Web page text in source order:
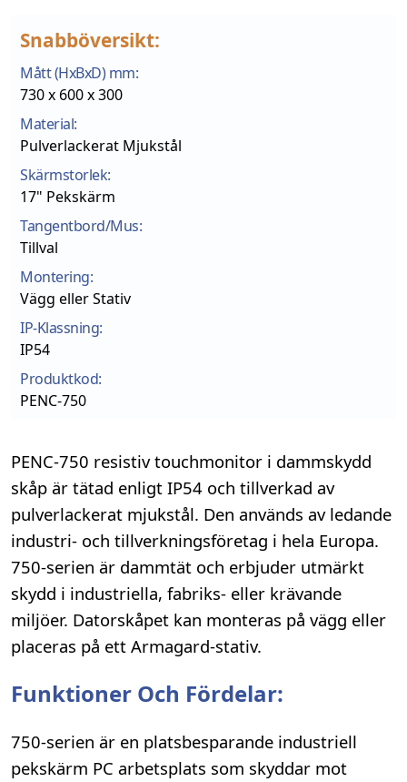
Snabböversikt:
Mått (HxBxD) mm:
730 x 600 x 300
Material:
Pulverlackerat Mjukstål
Skärmstorlek:
17" Pekskärm
Tangentbord/Mus:
Tillval
Montering:
Vägg eller Stativ
IP-Klassning:
IP54
Produktkod:
PENC-750
PENC-750 resistiv touchmonitor i dammskydd
skåp är tätad enligt IP54 och tillverkad av
pulverlackerat mjukstål. Den används av ledande
industri- och tillverkningsföretag i hela Europa.
750-serien är dammtät och erbjuder utmärkt
skydd i industriella, fabriks- eller krävande
miljöer. Datorskåpet kan monteras på vägg eller
placeras på ett Armagard-stativ.
Funktioner Och Fördelar:
750-serien är en platsbesparande industriell
pekskärm PC arbetsplats som skyddar mot